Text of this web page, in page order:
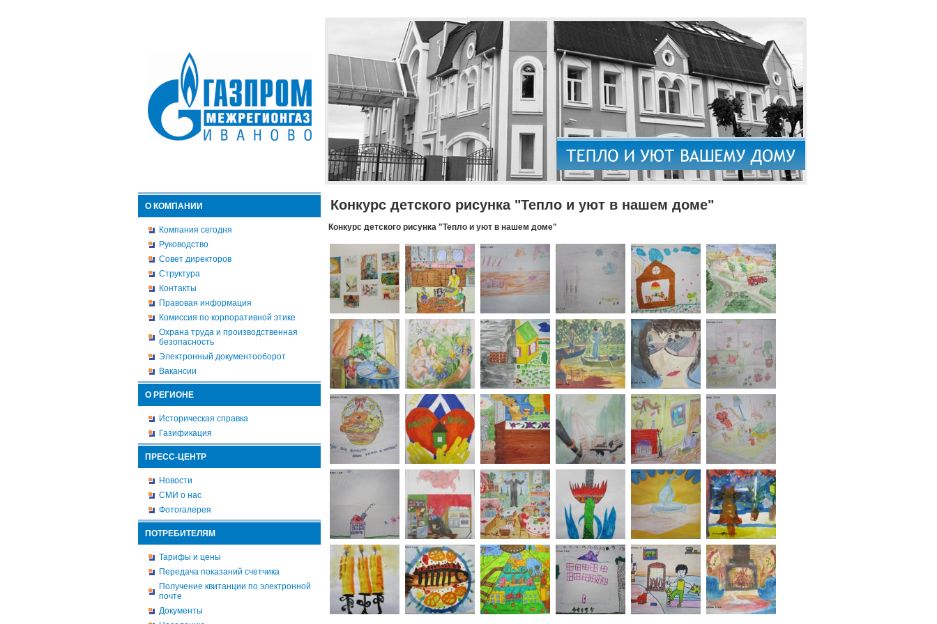
О КОМПАНИИ
Компания сегодня
Руководство
Совет директоров
Структура
Контакты
Правовая информация
Комиссия по корпоративной этике
Охрана труда и производственная
безопасность
Электронный документооборот
Вакансии
О РЕГИОНЕ
Историческая справка
Газификация
ПРЕСС-ЦЕНТР
Новости
СМИ о нас
Фотогалерея
ПОТРЕБИТЕЛЯМ
Тарифы и цены
Передача показаний счетчика
Получение квитанции по электронной
почте
Документы
Конкурс детского рисунка "Тепло и уют в нашем доме"
Конкурс детского рисунка "Тепло и уют в нашем доме"